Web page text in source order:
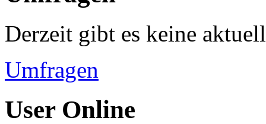
Derzeit gibt es keine
Umfragen
User Online